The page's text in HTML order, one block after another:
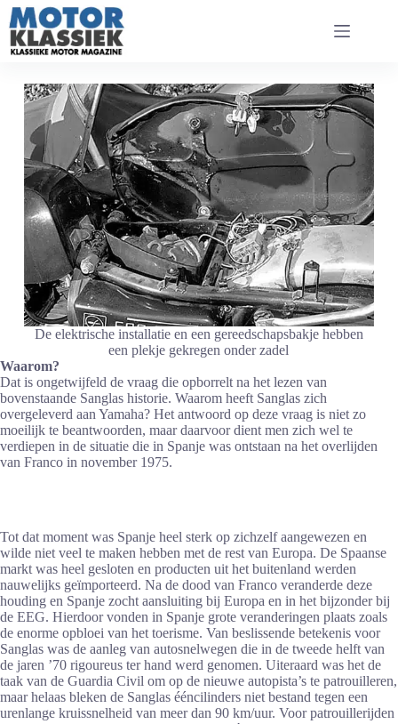
Ga
naar
inhoud
De elektrische installatie en een gereedschapsbakje hebben
een plekje gekregen onder zadel
Waarom?
Dat is ongetwijfeld de vraag die opborrelt na het lezen van
bovenstaande Sanglas historie. Waarom heeft Sanglas zich
overgeleverd aan Yamaha? Het antwoord op deze vraag is niet zo
moeilijk te beantwoorden, maar daarvoor dient men zich wel te
verdiepen in de situatie die in Spanje was ontstaan na het overlijden
van Franco in november 1975.
Tot dat moment was Spanje heel sterk op zichzelf aangewezen en
wilde niet veel te maken hebben met de rest van Europa. De Spaanse
markt was heel gesloten en producten uit het buitenland werden
nauwelijks geïmporteerd. Na de dood van Franco veranderde deze
houding en Spanje zocht aansluiting bij Europa en in het bijzonder bij
de EEG. Hierdoor vonden in Spanje grote veranderingen plaats zoals
de enorme opbloei van het toerisme. Van beslissende betekenis voor
Sanglas was de aanleg van autosnelwegen die in de tweede helft van
de jaren ’70 rigoureus ter hand werd genomen. Uiteraard was het de
taak van de Guardia Civil om op de nieuwe autopista’s te patrouilleren,
maar helaas bleken de Sanglas ééncilinders niet bestand tegen een
urenlange kruissnelheid van meer dan 90 km/uur. Voor patrouillerijden